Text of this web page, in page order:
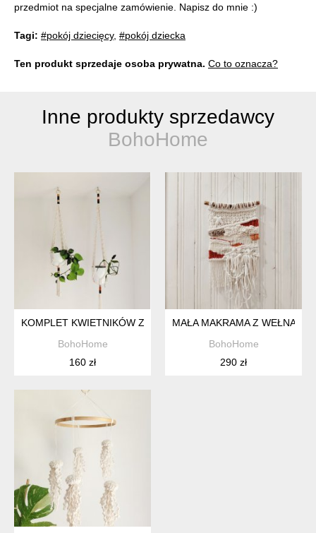
przedmiot na specjalne zamówienie. Napisz do mnie :)
Tagi: #pokój dziecięcy, #pokój dziecka
Ten produkt sprzedaje osoba prywatna. Co to oznacza?
Inne produkty sprzedawcy
BohoHome
KOMPLET KWIETNIKÓW Z MAKRAMY
BohoHome
160 zł
MAŁA MAKRAMA Z WEŁNĄ
BohoHome
290 zł